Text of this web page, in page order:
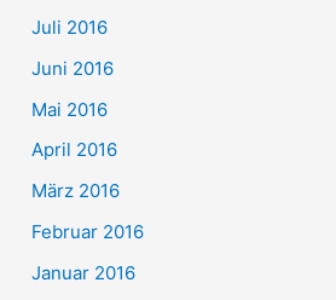
Juli 2016
Juni 2016
Mai 2016
April 2016
März 2016
Februar 2016
Januar 2016